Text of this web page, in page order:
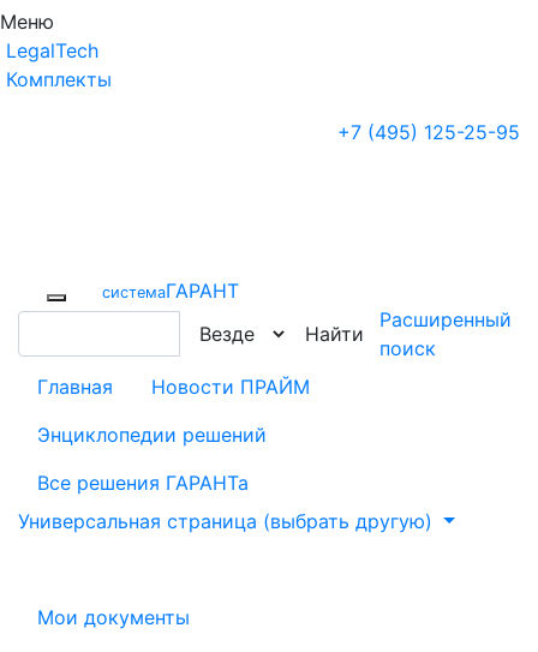
Меню
LegalTech
Комплекты
+7 (495) 125-25-95
cистемаГАРАНТ
Найти
Расширенный
поиск
Главная
Новости ПРАЙМ
Энциклопедии решений
Все решения ГАРАНТа
Универсальная страница (выбрать другую)
Мои документы